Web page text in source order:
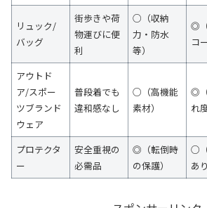
リュック/
バッグ
街歩きや荷
物運びに便
利
○（収納
力・防水
等）
◎
コ
アウトド
ア/スポー
ツブランド
ウェア
普段着でも
違和感なし
○（高機能
素材）
◎
れ
プロテクタ
ー
安全重視の
必需品
◎（転倒時
の保護）
○
あ